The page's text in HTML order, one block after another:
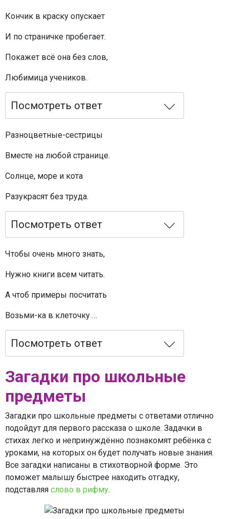
Кончик в краску опускает
И по страничке пробегает.
Покажет всё она без слов,
Любимица учеников.
Посмотреть ответ
Разноцветные-сестрицы
Вместе на любой странице.
Солнце, море и кота
Разукрасят без труда.
Посмотреть ответ
Чтобы очень много знать,
Нужно книги всем читать.
А чтоб примеры посчитать
Возьми-ка в клеточку …
Посмотреть ответ
Загадки про школьные
предметы
Загадки про школьные предметы с ответами отлично
подойдут для первого рассказа о школе. Задачки в
стихах легко и непринуждённо познакомят ребёнка с
уроками, на которых он будет получать новые знания.
Все загадки написаны в стихотворной форме. Это
поможет малышу быстрее находить отгадку,
подставляя слово в рифму.